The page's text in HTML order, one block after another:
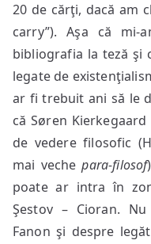
20 de cărţi, dacă am
carry”). Aşa că mi-
bibliografia la teză şi
legate de
ar fi trebuit ani să le
că Søren
de vedere filosofic
mai vechepara-filosof
poate ar intra în
Şestov – Cioran.
Fanon şi despre